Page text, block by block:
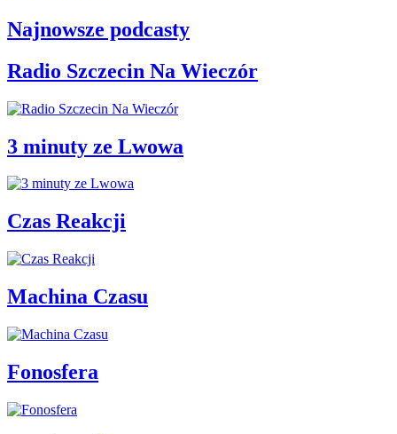
Najnowsze podcasty
Radio Szczecin Na Wieczór
3 minuty ze Lwowa
Czas Reakcji
Machina Czasu
Fonosfera